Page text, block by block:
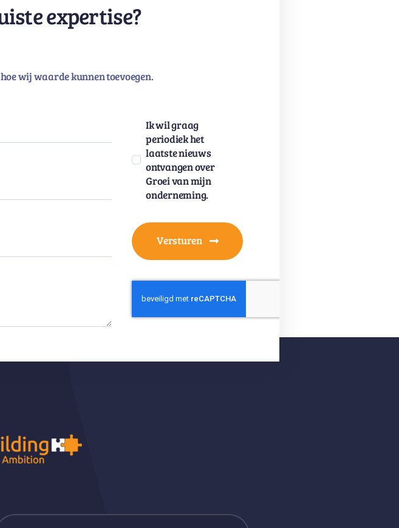
expertise?
wij waarde kunnen toevoegen.
Ik wil graag
periodiek het
laatste nieuws
ontvangen over
Groei van mijn
onderneming.
Versturen